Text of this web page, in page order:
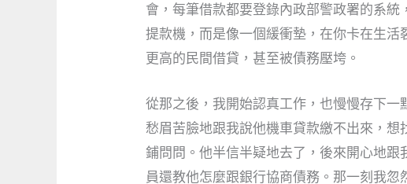
會，每筆借款都要登錄內政部警政署的系
提款機，而是像一個緩衝墊，在你卡在生
更高的民間借貸，甚至被債務壓垮。
從那之後，我開始認真工作，也慢慢存下一
愁眉苦臉地跟我說他機車貸款繳不出來，
鋪問問。他半信半疑地去了，後來開心地
員還教他怎麼跟銀行協商債務。那一刻我